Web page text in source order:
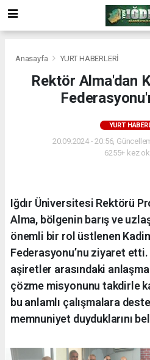
Anasayfa YURT HABERLERİ
Rektör Alma'dan
YURT
20.09.2024 - 20:56,
6255+ kez
Iğdır Üniversitesi Rektörü
Alma, bölgenin barış ve
önemli bir rol üstlenen
Federasyonu’nu ziyaret
aşiretler arasındaki
çözme misyonunu takdirle
bu anlamlı çalışmalara
memnuniyet duyduklarını